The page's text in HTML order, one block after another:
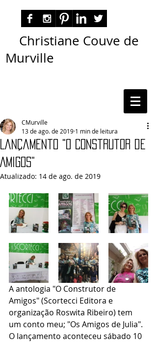
Christiane Couve de
Murville
Lançamento "O Construtor de
Amigos"
CMurville
13 de ago. de 2019 1 min de leitura
Atualizado: 14 de ago. de 2019
A antologia "O Construtor de
Amigos" (Scortecci Editora e
organização Roswita Ribeiro) tem
um conto meu; "Os Amigos de Julia".
O lançamento aconteceu sábado 10